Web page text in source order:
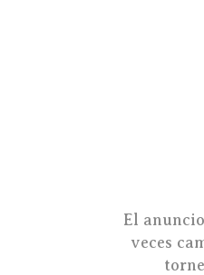
El
veces